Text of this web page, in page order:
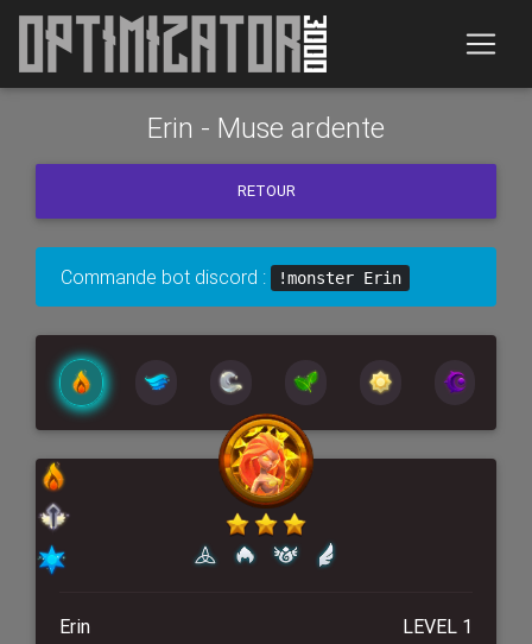
Erin - Muse ardente
RETOUR
Commande bot discord : !monster Erin
Erin LEVEL 1